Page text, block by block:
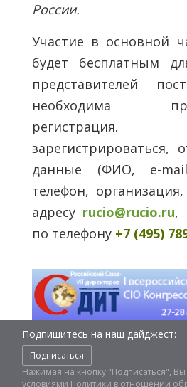
России.
Участие в основной
будет бесплатным
представителей
необходима
зарегистрироваться,
данные (ФИО, e-
телефон,
адресу rucio@rucio.ru,
по телефону +7 (495)
Подпишитесь на наш дайджест:
Подписаться
Нажимая на кнопку "Подписаться", Вы
условиями Политики в отношении